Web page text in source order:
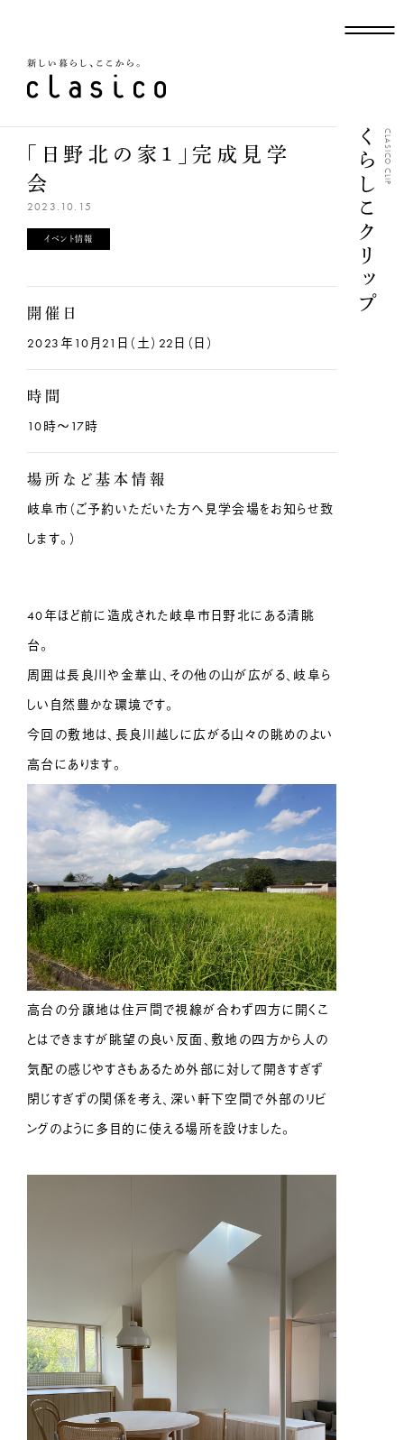
くらしこクリップCLASICO CLIP
「日野北の家１」完成見学
会
2023.10.15
イベント情報
開催日
2023年10月21日（土）22日（日）
時間
10時〜17時
場所など基本情報
岐阜市（ご予約いただいた方へ見学会場をお知らせ致
します。）
40年ほど前に造成された岐阜市日野北にある清眺
台。
周囲は長良川や金華山、その他の山が広がる、岐阜ら
しい自然豊かな環境です。
今回の敷地は、長良川越しに広がる山々の眺めのよい
高台にあります。
高台の分譲地は住戸間で視線が合わず四方に開くこ
とはできますが眺望の良い反面、敷地の四方から人の
気配の感じやすさもあるため外部に対して開きすぎず
閉じすぎずの関係を考え、深い軒下空間で外部のリビ
ングのように多目的に使える場所を設けました。